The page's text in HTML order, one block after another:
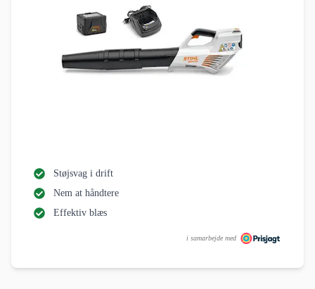
Støjsvag i drift
Nem at håndtere
Effektiv blæs
i samarbejde med